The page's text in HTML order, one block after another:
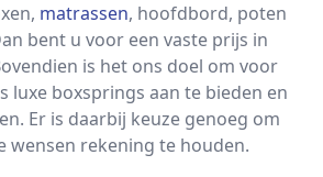
matrassen, hoofdbord, poten
bent u voor een vaste prijs in
is het ons doel om voor
luxe boxsprings aan te bieden en
Er is daarbij keuze genoeg om
wensen rekening te houden.